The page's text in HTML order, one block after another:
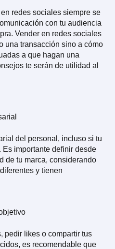
redes sociales siempre se
con tu audiencia
Vender en redes sociales
una transacción sino a cómo
a que hagan una
te serán de utilidad al
del personal, incluso si tu
importante definir desde
de tu marca, considerando
y tienen
pedir likes o compartir tus
es recomendable que